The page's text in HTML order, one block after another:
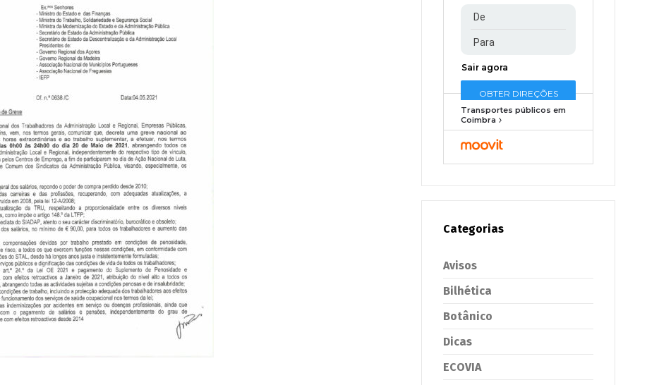
Transportes públicos em
Coimbra
Categorias
Avisos
Bilhética
Botânico
Dicas
ECOVIA